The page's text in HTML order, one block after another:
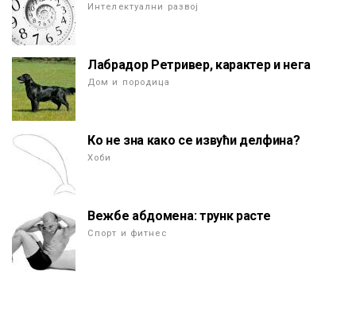
Интелектуални развој
Лабрадор Ретривер, карактер и нега
Дом и породица
Ко не зна како се извући делфина?
Хоби
Вежбе абдомена: трунк расте
Спорт и фитнес